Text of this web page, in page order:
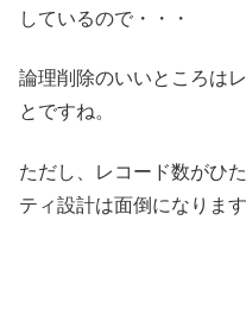
しているので・・・
論理削除のいいところは
とですね。
ただし、レコード数がひ
ティ設計は面倒になりま